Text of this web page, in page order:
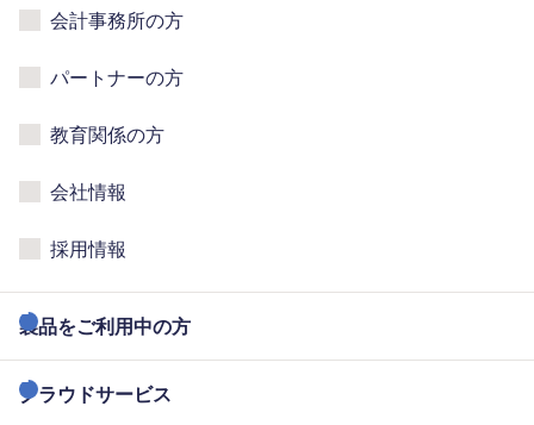
会計事務所の方
パートナーの方
教育関係の方
会社情報
採用情報
製品をご利用中の方
クラウドサービス